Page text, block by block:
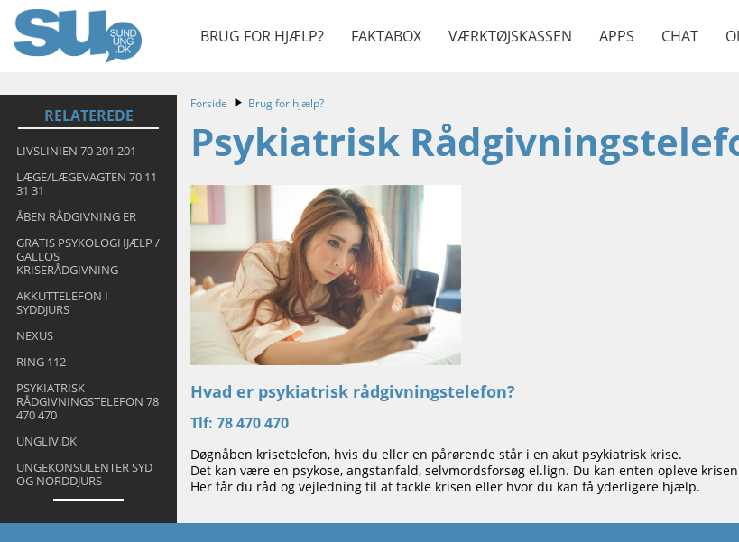
BRUG FOR HJÆLP? FAKTABOX VÆRKTØJSKASSEN APPS CHAT
RELATEREDE
LIVSLINIEN 70 201 201
LÆGE/LÆGEVAGTEN 70 11
31 31
ÅBEN RÅDGIVNING ER
GRATIS PSYKOLOGHJÆLP /
GALLOS
KRISERÅDGIVNING
AKKUTTELEFON I
SYDDJURS
NEXUS
RING 112
PSYKIATRISK
RÅDGIVNINGSTELEFON 78
470 470
UNGLIV.DK
UNGEKONSULENTER SYD
OG NORDDJURS
Forside Brug for hjælp?
Psykiatrisk
Hvad er psykiatrisk rådgivningstelefon?
Tlf: 78 470 470
Døgnåben krisetelefon, hvis du eller en pårørende står i en akut psykiatrisk krise.
Det kan være en psykose, angstanfald, selvmordsforsøg el.lign. Du kan enten opleve
Her får du råd og vejledning til at tackle krisen eller hvor du kan få yderligere hjælp.